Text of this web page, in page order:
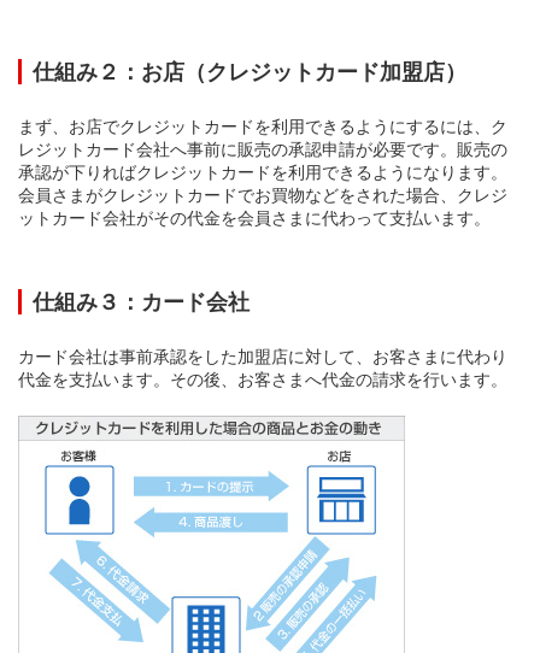
仕組み２：お店（クレジットカード加盟店）
まず、お店でクレジットカードを利用できるようにするには、ク
レジットカード会社へ事前に販売の承認申請が必要です。販売の
承認が下りればクレジットカードを利用できるようになります。
会員さまがクレジットカードでお買物などをされた場合、クレジ
ットカード会社がその代金を会員さまに代わって支払います。
仕組み３：カード会社
カード会社は事前承認をした加盟店に対して、お客さまに代わり
代金を支払います。その後、お客さまへ代金の請求を行います。